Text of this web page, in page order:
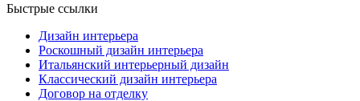
Быстрые ссылки
Дизайн интерьера
Роскошный дизайн интерьера
Итальянский интерьерный дизайн
Классический дизайн интерьера
Договор на отделку